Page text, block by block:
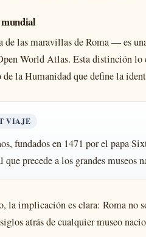
de las maravillas de Roma — es
World Atlas. Esta distinción
la Humanidad que define la
VIAJE
fundados en 1471 por el papa
precede a los grandes museos
la implicación es clara: Roma no
atrás de cualquier museo